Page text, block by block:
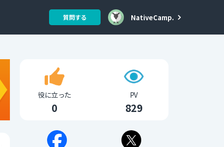
質問する NativeCamp.
役に立った
0
PV
829